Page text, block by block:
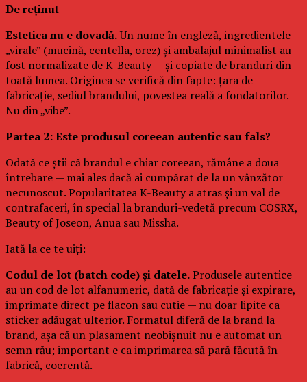
De reținut
Estetica nu e dovadă.Un nume în engleză, ingredientele
„virale” (mucină, centella, orez) și ambalajul minimalist au
fost normalizate de K-Beauty — și copiate de branduri din
toată lumea. Originea se verifică din fapte: țara de
fabricație, sediul brandului, povestea reală a fondatorilor.
Nu din „vibe”.
Partea 2: Este produsul coreean autentic sau fals?
Odată ce știi că brandul e chiar coreean, rămâne a doua
întrebare — mai ales dacă ai cumpărat de la un vânzător
necunoscut. Popularitatea K-Beauty a atras și un val de
contrafaceri, în special la branduri-vedetă precum COSRX,
Beauty of Joseon, Anua sau Missha.
Iată la ce te uiți:
Codul de lot (batch code) și datele.Produsele autentice
au un cod de lot alfanumeric, dată de fabricație și expirare,
imprimate direct pe flacon sau cutie — nu doar lipite ca
sticker adăugat ulterior. Formatul diferă de la brand la
brand, așa că un plasament neobișnuit nu e automat un
semn rău; important e ca imprimarea să pară făcută în
fabrică, coerentă.